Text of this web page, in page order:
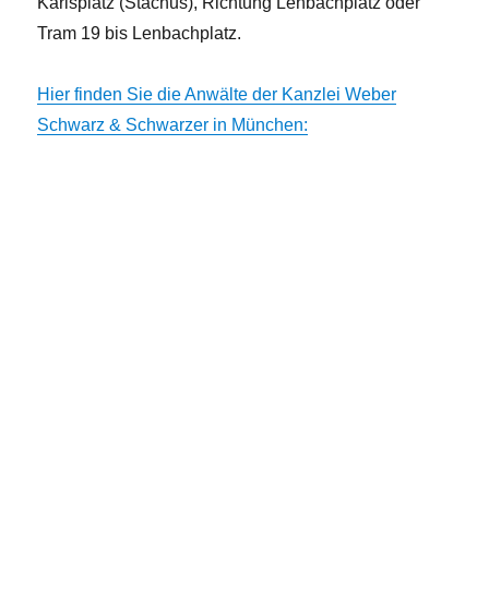
Tram 19 bis Lenbachplatz.
Hier finden Sie die Anwälte der Kanzlei Weber
Schwarz & Schwarzer in München: